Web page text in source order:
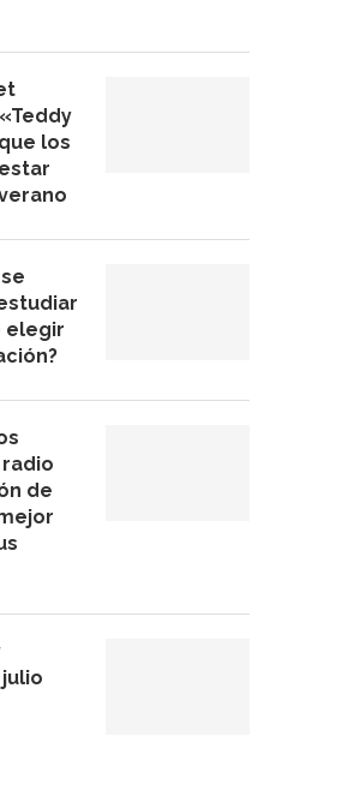
los
elegir
de